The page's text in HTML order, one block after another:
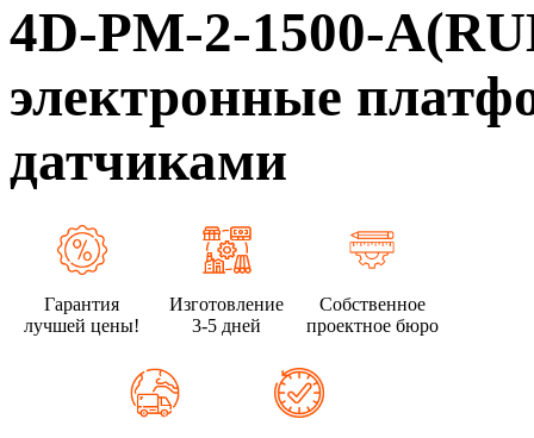
4D-PM-2-1500-
электронные
датчиками
Гарантия
лучшей цены!
Изготовление
3-5 дней
Собственное
проектное бюро